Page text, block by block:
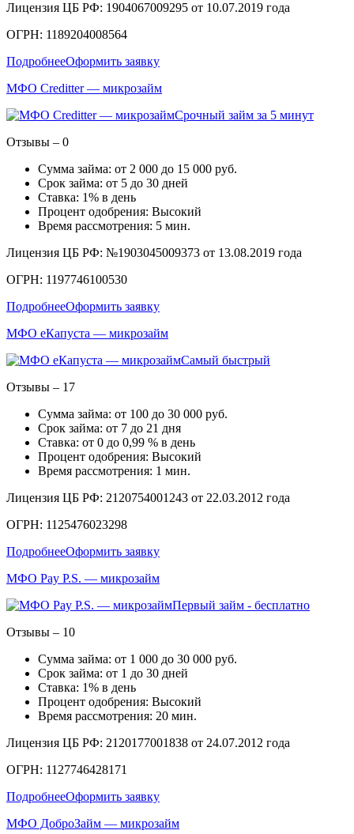
Лицензия ЦБ РФ: 1904067009295 от 10.07.2019 года
ОГРН: 1189204008564
ПодробнееОформить заявку
МФО Creditter — микрозайм
Срочный займ за 5 минут
Отзывы – 0
Сумма займа: от 2 000 до 15 000 руб.
Срок займа: от 5 до 30 дней
Ставка: 1% в день
Процент одобрения: Высокий
Время рассмотрения: 5 мин.
Лицензия ЦБ РФ: №1903045009373 от 13.08.2019 года
ОГРН: 1197746100530
ПодробнееОформить заявку
МФО еКапуста — микрозайм
Самый быстрый
Отзывы – 17
Сумма займа: от 100 до 30 000 руб.
Срок займа: от 7 до 21 дня
Ставка: от 0 до 0,99 % в день
Процент одобрения: Высокий
Время рассмотрения: 1 мин.
Лицензия ЦБ РФ: 2120754001243 от 22.03.2012 года
ОГРН: 1125476023298
ПодробнееОформить заявку
МФО Pay P.S. — микрозайм
Первый займ - бесплатно
Отзывы – 10
Сумма займа: от 1 000 до 30 000 руб.
Срок займа: от 1 до 30 дней
Ставка: 1% в день
Процент одобрения: Высокий
Время рассмотрения: 20 мин.
Лицензия ЦБ РФ: 2120177001838 от 24.07.2012 года
ОГРН: 1127746428171
ПодробнееОформить заявку
МФО ДоброЗайм — микрозайм